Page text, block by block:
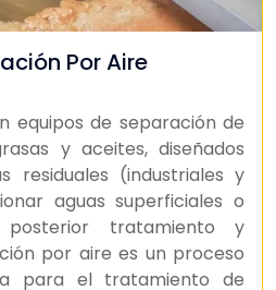
Por Aire
equipos de separación de
y aceites, diseñados
residuales (industriales y
aguas superficiales o
tratamiento y
por aire es un proceso
para el tratamiento de